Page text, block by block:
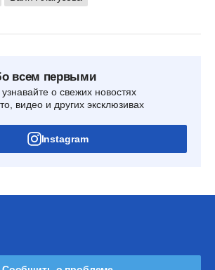
всем первыми
о свежих новостях
видео и других эксклюзивах
Instagram